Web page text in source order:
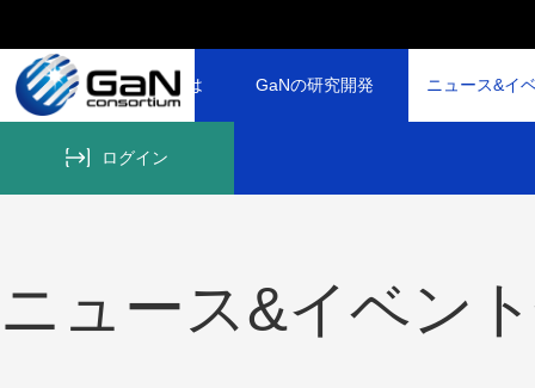
GaNコンソーシアムとは GaNの研究開発 ニュース&イ
ログイン
ニュース&イベン